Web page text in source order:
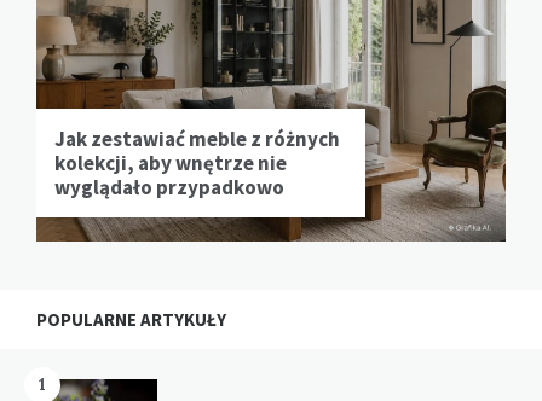
Jak zestawiać meble z różnych
kolekcji, aby wnętrze nie
wyglądało przypadkowo
POPULARNE ARTYKUŁY
1